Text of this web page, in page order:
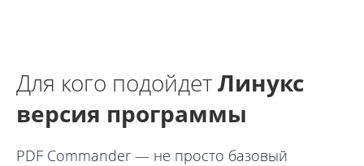
Для кого подойдетЛинукс
версия программы
PDF Commander — не просто базовый